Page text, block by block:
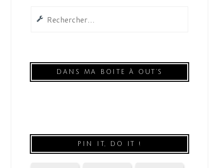
DANS MA BOITE À OUT’S
PIN IT, DO IT !